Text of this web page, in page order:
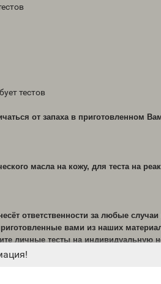
тестов
от запаха в приготовленном
масла на кожу, для теста на
ответственности за любые
вами из наших
личные тесты на индивидуальную